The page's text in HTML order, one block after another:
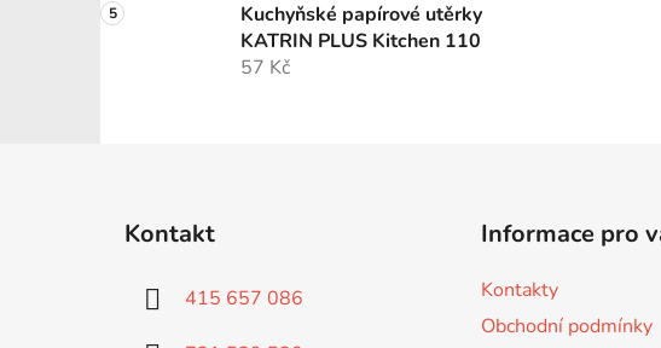
Kuchyňské papírové utěrky
KATRIN PLUS Kitchen 110
57 Kč
Kontakt
415 657 086
Informace pro
Kontakty
Obchodní podmínky